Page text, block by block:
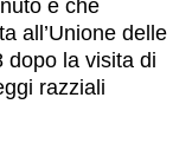
e che
all’Unione delle
dopo la visita di
razziali